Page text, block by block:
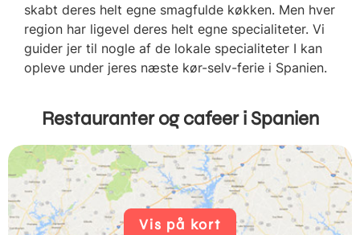
skabt deres helt egne smagfulde køkken. Men hver
region har ligevel deres helt egne specialiteter. Vi
guider jer til nogle af de lokale specialiteter I kan
opleve under jeres næste kør-selv-ferie i Spanien.
Restauranter og cafeer i Spanien
Vis på kort